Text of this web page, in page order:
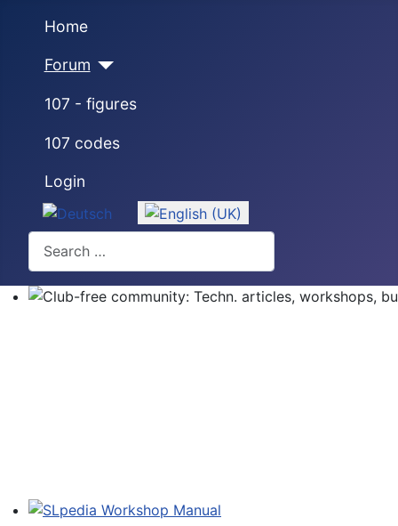
Home
Forum
107 - figures
107 codes
Login
Select your language
Search